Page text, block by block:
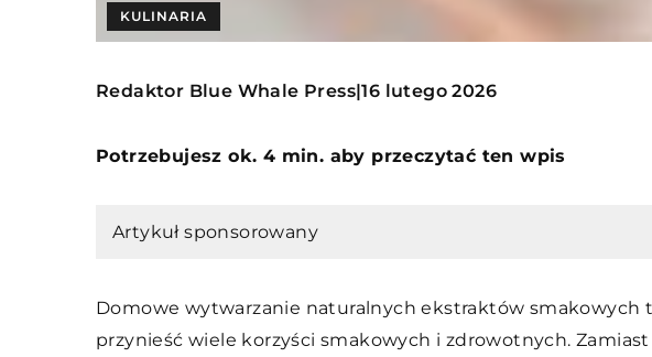
KULINARIA
Redaktor Blue Whale Press|16 lutego 2026
Potrzebujesz ok. 4 min. aby przeczytać ten wpis
Artykuł sponsorowany
Domowe wytwarzanie naturalnych ekstraktów smakowych
przynieść wiele korzyści smakowych i zdrowotnych.